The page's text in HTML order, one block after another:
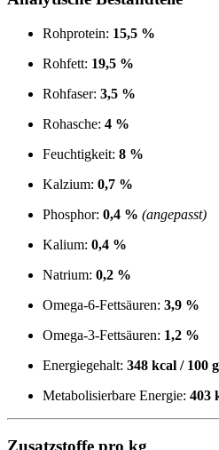
Rohprotein: 15,5 %
Rohfett: 19,5 %
Rohfaser: 3,5 %
Rohasche: 4 %
Feuchtigkeit: 8 %
Kalzium: 0,7 %
Phosphor: 0,4 % (angepasst)
Kalium: 0,4 %
Natrium: 0,2 %
Omega-6-Fettsäuren: 3,9 %
Omega-3-Fettsäuren: 1,2 %
Energiegehalt: 348 kcal / 100 g
Metabolisierbare Energie: 403
Zusatzstoffe pro kg